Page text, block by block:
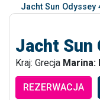
Jacht Sun Odyssey
Jacht Sun
Kraj: Grecja Marina:
REZERWACJA